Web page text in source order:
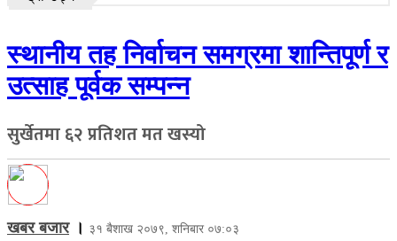
स्थानीय तह निर्वाचन समग्रमा शान्तिपूर्ण र
उत्साह पूर्वक सम्पन्न
सुर्खेतमा ६२ प्रतिशत मत खस्यो
खबर बजार। ३१ बैशाख २०७९, शनिबार ०७:०३